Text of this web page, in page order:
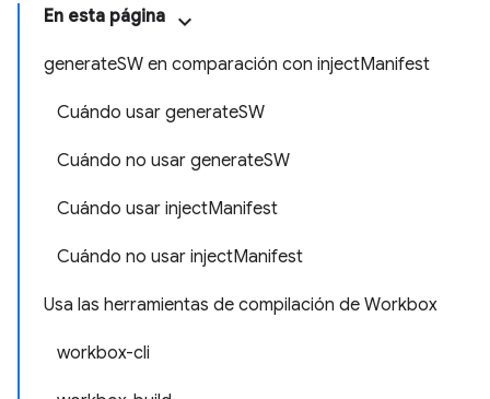
En esta página
generateSW en comparación con injectManifest
Cuándo usar generateSW
Cuándo no usar generateSW
Cuándo usar injectManifest
Cuándo no usar injectManifest
Usa las herramientas de compilación de Workbox
workbox-cli